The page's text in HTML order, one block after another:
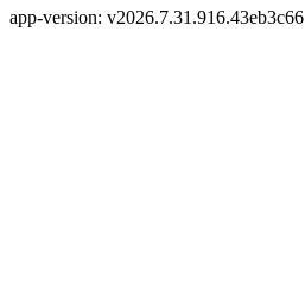
app-version: v2026.7.31.916.43eb3c66